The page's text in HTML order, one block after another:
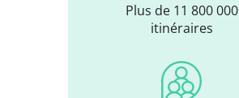
Plus de 11 800 000
itinéraires